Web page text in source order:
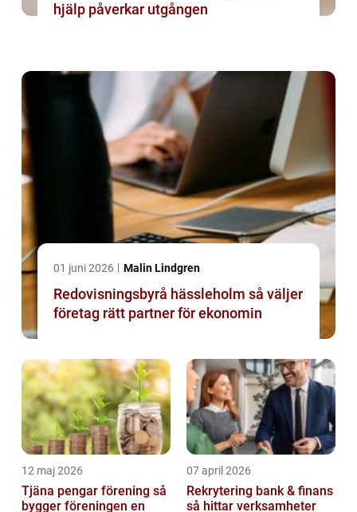
hjälp påverkar utgången
01 juni 2026 Malin Lindgren
Redovisningsbyrå hässleholm så väljer
företag rätt partner för ekonomin
12 maj 2026
Tjäna pengar förening så
bygger föreningen en
07 april 2026
Rekrytering bank & finans
så hittar verksamheter